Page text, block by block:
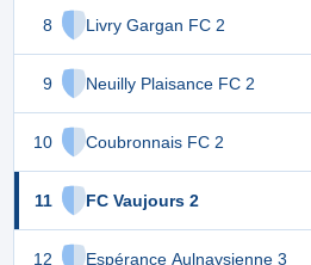
8 Livry Gargan FC 2
9 Neuilly Plaisance FC 2
10 Coubronnais FC 2
11 FC Vaujours 2
12 Espérance Aulnaysienne 3